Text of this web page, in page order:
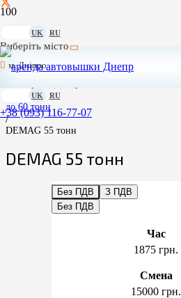
UK RU
Виберіть місто
м. Дніпро
UK RU
+38 (093) 116-77-07
Головна
/
Головна Дніпро
до 60 тонн
/
DEMAG 55 тонн
DEMAG 55 тонн
Без ПДВ
З ПДВ
Без ПДВ
Час
1875 грн.
Смена
15000 грн.